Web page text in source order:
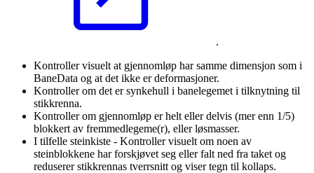
.
Kontroller visuelt at gjennomløp har samme dimensjon som i
BaneData og at det ikke er deformasjoner.
Kontroller om det er synkehull i banelegemet i tilknytning til
stikkrenna.
Kontroller om gjennomløp er helt eller delvis (mer enn 1/5)
blokkert av fremmedlegeme(r), eller løsmasser.
I tilfelle steinkiste - Kontroller visuelt om noen av
steinblokkene har forskjøvet seg eller falt ned fra taket og
reduserer stikkrennas tverrsnitt og viser tegn til kollaps.